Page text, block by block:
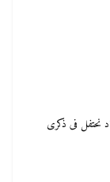
نحتفل فى ذكرى